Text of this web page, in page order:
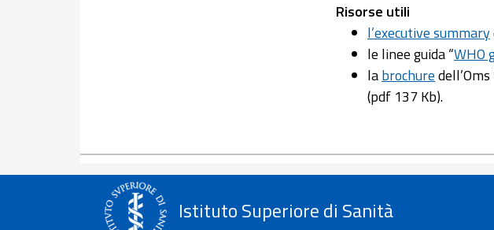
Risorse utili
l’executive summary
le linee guida “WHO
labrochure
(pdf 137 Kb).
Istituto Superiore di Sanità